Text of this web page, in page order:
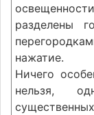
разделены
нажатие.
Ничего
нельзя,